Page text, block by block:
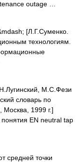
outage …
[Л.Г.Суменко.
технологиям.
М.С.Фези
словарь по
Москва, 1999 г.]
EN neutral tap
средней точки